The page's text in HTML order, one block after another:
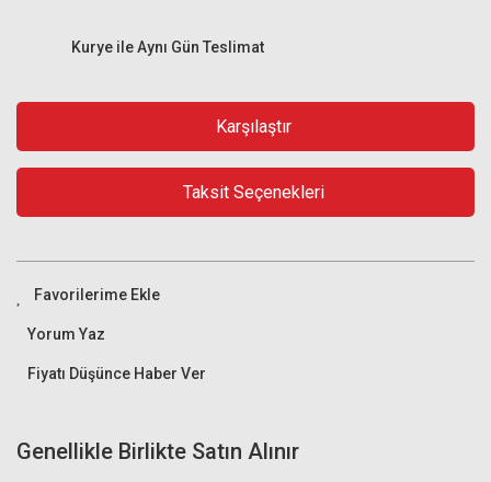
Kurye ile Aynı Gün Teslimat
Karşılaştır
Taksit Seçenekleri
Yorum Yaz
Fiyatı Düşünce Haber Ver
Genellikle Birlikte Satın Alınır